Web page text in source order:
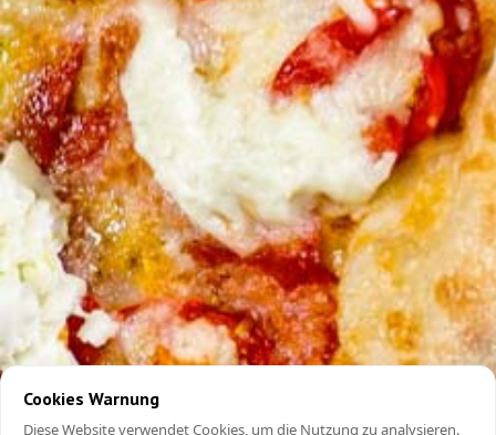
Cookies Warnung
Diese Website verwendet Cookies, um die Nutzung zu analysieren.